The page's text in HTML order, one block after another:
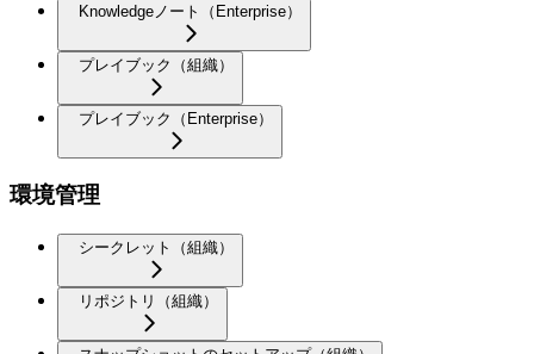
Knowledgeノート（Enterprise）
プレイブック（組織）
プレイブック（Enterprise）
環境管理
シークレット（組織）
リポジトリ（組織）